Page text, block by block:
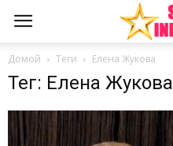
Домой Теги Елена Жукова
Тег: Елена Жукова